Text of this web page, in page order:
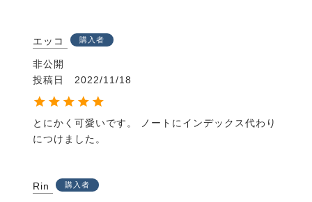
エッコ 購入者
非公開
投稿日
2022/11/18
とにかく可愛いです。 ノートにインデックス代わり
につけました。
Rin 購入者